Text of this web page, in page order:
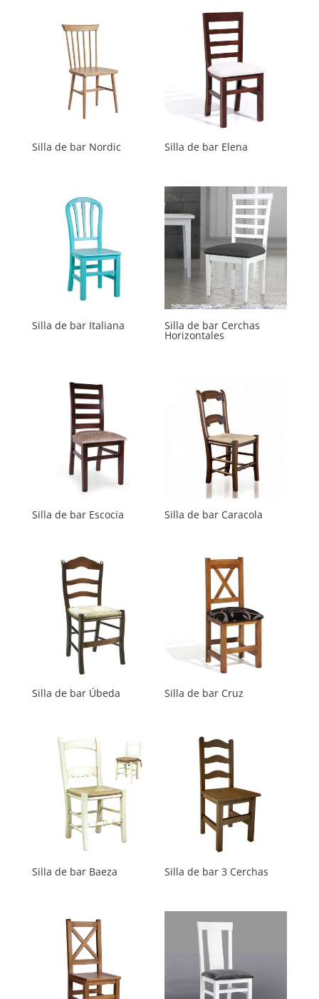
Silla de bar Nordic Silla de bar Elena
Silla de bar Italiana Silla de bar Cerchas
Horizontales
Silla de bar Escocia Silla de bar Caracola
Silla de bar Úbeda Silla de bar Cruz
Silla de bar Baeza Silla de bar 3 Cerchas